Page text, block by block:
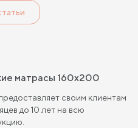
матрасы 160х200
своим клиентам
до 10 лет на всю